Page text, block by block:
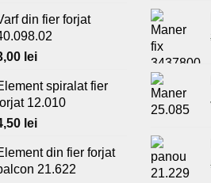
a
fost:
din fier forjat
lei
spiralat fier
12.010
lei
din fier forjat
21.622